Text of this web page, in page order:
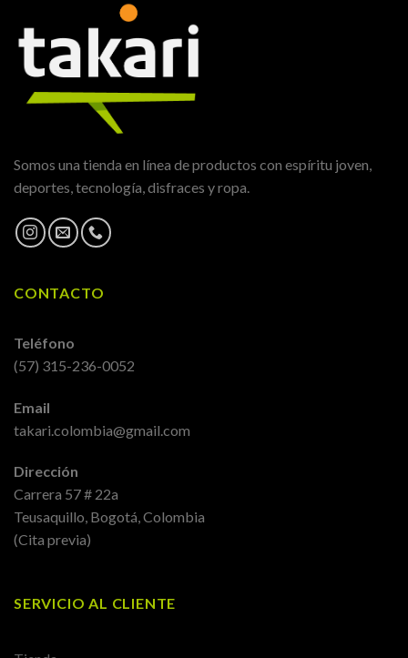
Somos una tienda en línea de productos con espíritu joven,
deportes, tecnología, disfraces y ropa.
CONTACTO
Teléfono
(57) 315-236-0052
Email
takari.colombia@gmail.com
Dirección
Carrera 57 # 22a
Teusaquillo, Bogotá, Colombia
(Cita previa)
SERVICIO AL CLIENTE